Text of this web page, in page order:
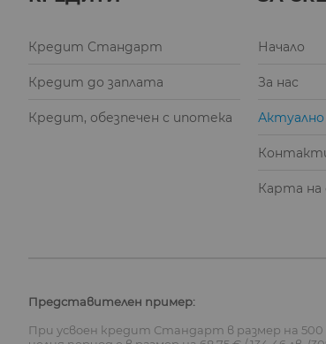
Кредит Стандарт
Кредит до заплата
Кредит, обезпечен с ипотека
Начало
За нас
Актуално
Карта на
Представителен пример:
При усвоен кредит Стандарт в размер на 500